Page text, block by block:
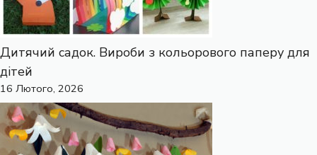
Дитячий садок. Вироби з кольорового паперу для
дітей
16 Лютого, 2026